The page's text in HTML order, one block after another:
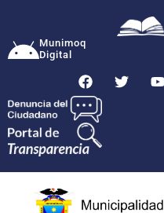
Munimoq
Digital